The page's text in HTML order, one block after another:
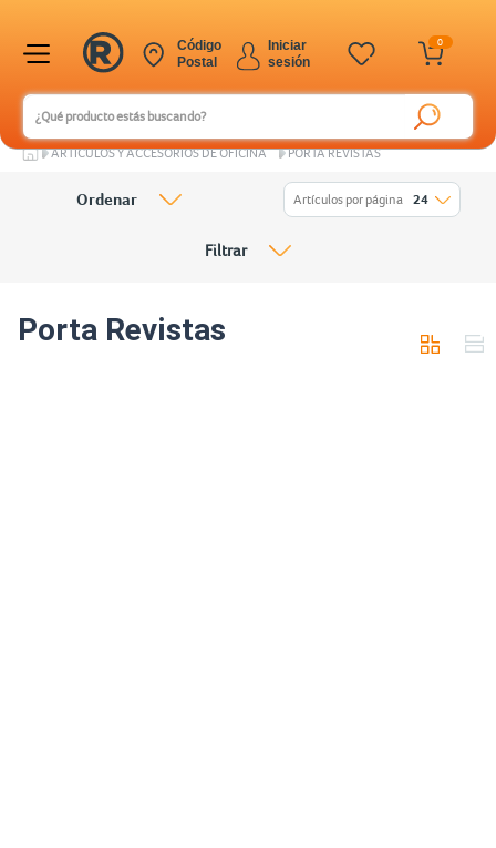
0
Iniciar
sesión
Código
Postal
ARTÍCULOS Y ACCESORIOS DE OFICINA PORTA REVISTAS
Porta Revistas
Ordenar Artículos por página 24
Filtrar